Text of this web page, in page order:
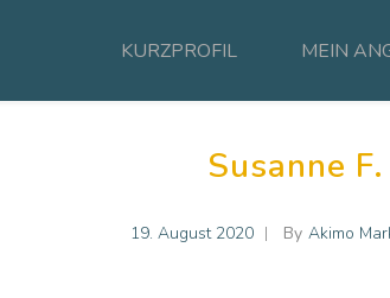
KURZPROFIL MEIN
Susanne F.
19. August 2020 By Akimo